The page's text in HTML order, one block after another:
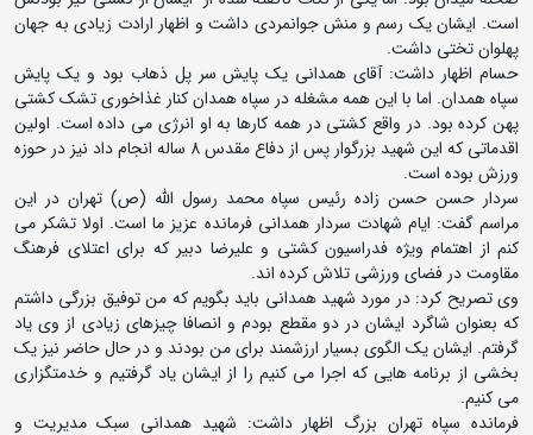
است. ایشان یک رسم و منش جوانمردی داشت و اظهار ارادت زیادی به جهان
پهلوان تختی داشت.
حسام اظهار داشت: آقای همدانی یک پایش سر پل ذهاب بود و یک پایش
سپاه همدان. اما با این همه مشغله در سپاه همدان کنار غذاخوری تشک کشتی
پهن کرده بود. در واقع کشتی در همه کارها به او انرژی می داده است. اولین
اقدماتی که این شهید بزرگوار پس از دفاع مقدس 8 ساله انجام داد نیز در حوزه
ورزش بوده است.
سردار حسن حسن زاده رئیس سپاه محمد رسول الله (ص) تهران در این
مراسم گفت: ایام شهادت سردار همدانی فرمانده عزیز ما است. اولا تشکر می
کنم از اهتمام ویژه فدراسیون کشتی و علیرضا دبیر که برای اعتلای فرهنگ
مقاومت در فضای ورزشی تلاش کرده اند.
وی تصریح کرد: در مورد شهید همدانی باید بگویم که من توفیق بزرگی داشتم
که بعنوان شاگرد ایشان در دو مقطع بودم و انصافا چیزهای زیادی از وی یاد
گرفتم. ایشان یک الگوی بسیار ارزشمند برای من بودند و در حال حاضر نیز یک
بخشی از برنامه هایی که اجرا می کنیم را از ایشان یاد گرفتیم و خدمتگزاری
می کنیم.
فرمانده سپاه تهران بزرگ اظهار داشت: شهید همدانی سبک مدیریت و